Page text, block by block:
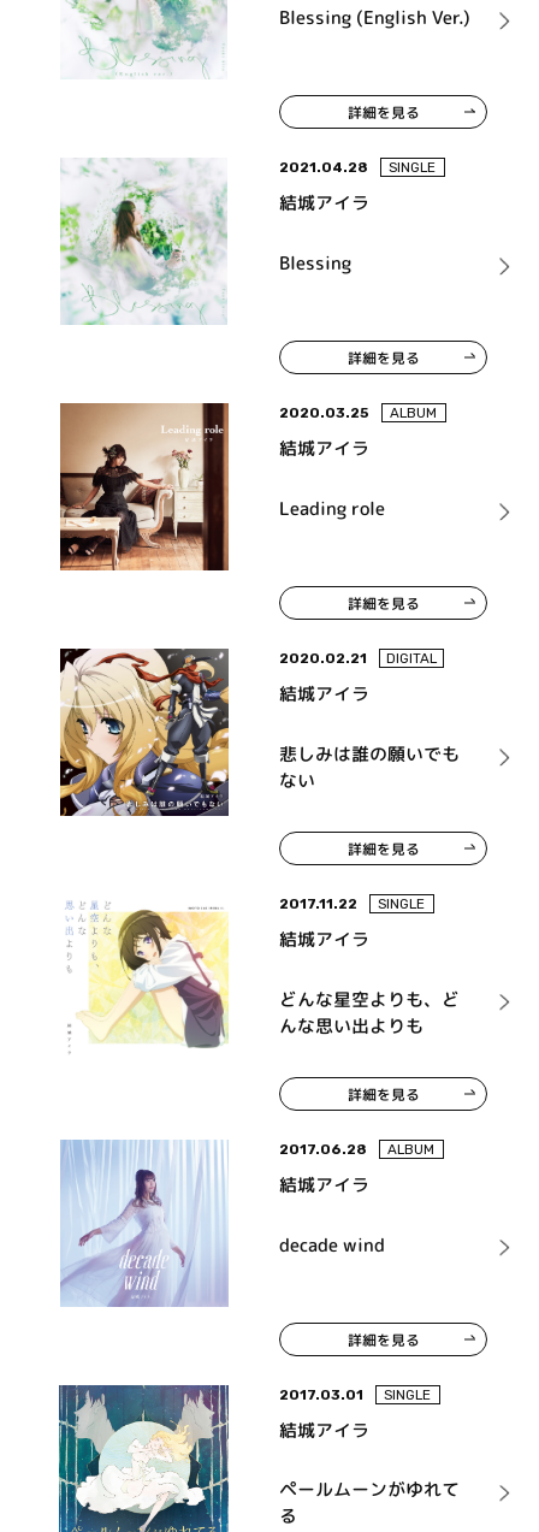
Blessing (English Ver.)
詳細を見る
2021.04.28 SINGLE
結城アイラ
Blessing
詳細を見る
2020.03.25 ALBUM
結城アイラ
Leading role
詳細を見る
2020.02.21 DIGITAL
結城アイラ
悲しみは誰の願いでも
ない
詳細を見る
2017.11.22 SINGLE
結城アイラ
どんな星空よりも、ど
んな思い出よりも
詳細を見る
2017.06.28 ALBUM
結城アイラ
decade wind
詳細を見る
2017.03.01 SINGLE
結城アイラ
ペールムーンがゆれて
る